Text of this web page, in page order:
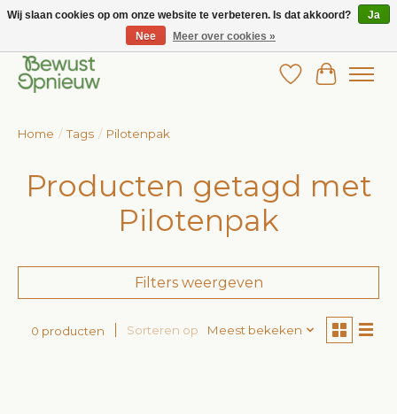
Wij bieden het grootste aanbod in betaalbare kinderkleding!
Verlanglijst
Home / Tags / Pilotenpak
Producten getagd met
Pilotenpak
Filters weergeven
0 producten Sorteren op Meest bekeken
Wij slaan cookies op om onze website te verbeteren. Is dat akkoord?
Ja
Nee
Meer over cookies »